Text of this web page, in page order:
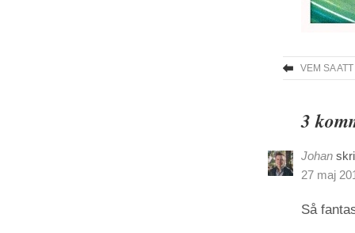
VEM SA
3
Johan
27 maj
Så